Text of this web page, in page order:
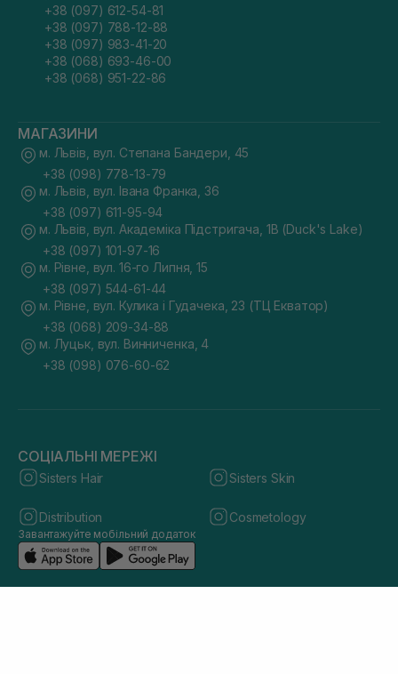
+38 (097) 612-54-81
+38 (097) 788-12-88
+38 (097) 983-41-20
+38 (068) 693-46-00
+38 (068) 951-22-86
МАГАЗИНИ
м. Львів, вул. Степана Бандери, 45
+38 (098) 778-13-79
м. Львів, вул. Івана Франка, 36
+38 (097) 611-95-94
м. Львів, вул. Академіка Підстригача, 1В (Duck's Lake)
+38 (097) 101-97-16
м. Рівне, вул. 16-го Липня, 15
+38 (097) 544-61-44
м. Рівне, вул. Кулика і Гудачека, 23 (ТЦ Екватор)
+38 (068) 209-34-88
м. Луцьк, вул. Винниченка, 4
+38 (098) 076-60-62
СОЦІАЛЬНІ МЕРЕЖІ
Sisters Hair Sisters Skin
Distribution Cosmetology
Завантажуйте мобільний додаток